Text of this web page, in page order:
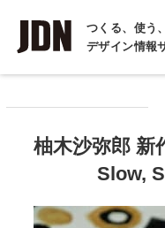
つくる、使う
デザイン情報
INTERVIEW
インタビュー
COLUMN
柚木沙弥郎 新
Slow,